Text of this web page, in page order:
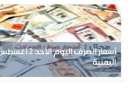
أسعار الصرف
اليمنية